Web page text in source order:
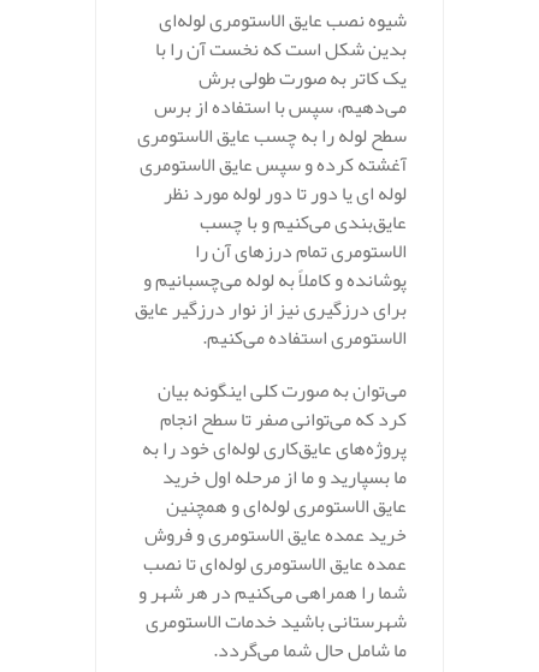
شیوه نصب عایق الاستومری لوله‌ای
بدین شکل است که نخست آن را با
یک کاتر به صورت طولی برش
می‌دهیم، سپس با استفاده از برس
سطح لوله را به چسب عایق الاستومری
آغشته کرده و سپس عایق الاستومری
لوله ای یا دور تا دور لوله مورد نظر
عایق‌بندی می‌کنیم و با چسب
الاستومری تمام درزهای آن را
پوشانده و کاملاً به لوله می‌چسبانیم و
برای درزگیری نیز از نوار درزگیر عایق
الاستومری استفاده می‌کنیم.
می‌توان به صورت کلی اینگونه بیان
کرد که می‌توانی صفر تا سطح انجام
پروژه‌های عایق‌کاری لوله‌ای خود را به
ما بسپارید و ما از مرحله اول خرید
عایق الاستومری لوله‌ای و همچنین
خرید عمده عایق الاستومری و فروش
عمده عایق الاستومری لوله‌ای تا نصب
شما را همراهی می‌کنیم در هر شهر و
شهرستانی باشید خدمات الاستومری
ما شامل حال شما می‌گردد.